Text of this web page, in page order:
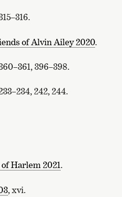
of Alvin Ailey 2020.
396–398.
242, 244.
Harlem 2021.
, xvi.